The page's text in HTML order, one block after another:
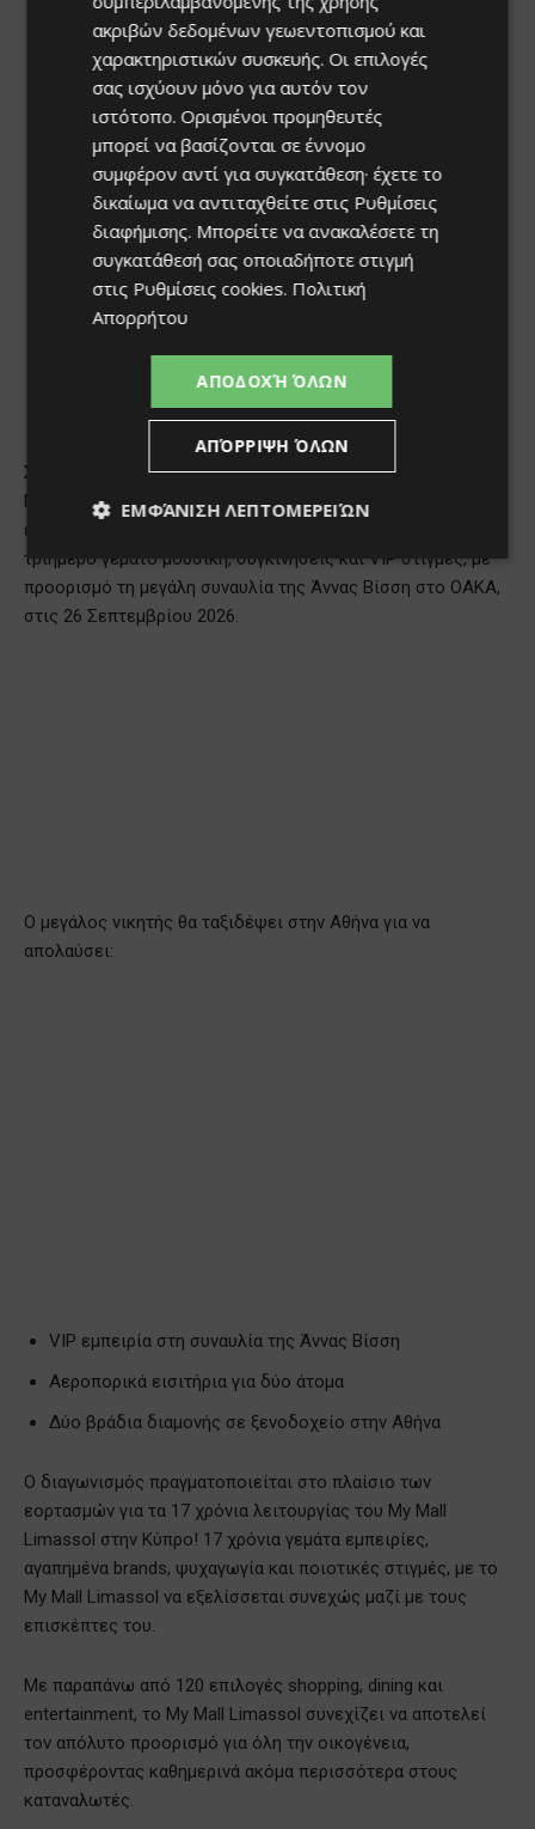
ακριβών δεδομένων γεωεντοπισμού και
χαρακτηριστικών συσκευής. Οι επιλογές
σας ισχύουν μόνο για αυτόν τον
ιστότοπο. Ορισμένοι προμηθευτές
μπορεί να βασίζονται σε έννομο
συμφέρον αντί για συγκατάθεση· έχετε το
δικαίωμα να αντιταχθείτε στις Ρυθμίσεις
διαφήμισης. Μπορείτε να ανακαλέσετε τη
συγκατάθεσή σας οποιαδήποτε στιγμή
στις Ρυθμίσεις cookies. Πολιτική
Απορρήτου
ΑΠΟΔΟΧΉ ΌΛΩΝ
ΑΠΌΡΡΙΨΗ ΌΛΩΝ
ΕΜΦΆΝΙΣΗ ΛΕΠΤΟΜΕΡΕΙΏΝ